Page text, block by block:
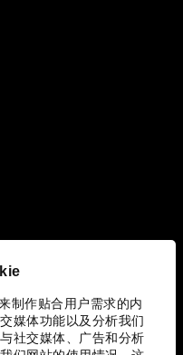
制作贴合用户需求的内
媒体功能以及分析我们
社交媒体、广告和分析